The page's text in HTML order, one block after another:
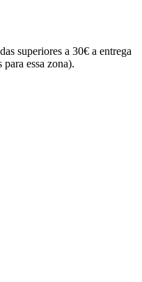
superiores a 30€ a entrega
essa zona).